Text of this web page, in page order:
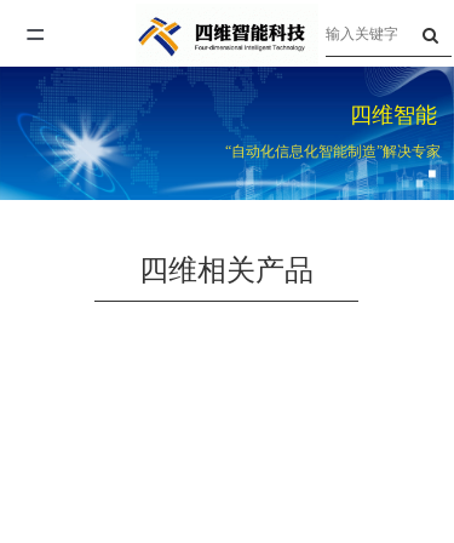
=
首页
关于四维
产品与服务
四维智能
“自动化信息化智能制造”解决专家
四维相关产品